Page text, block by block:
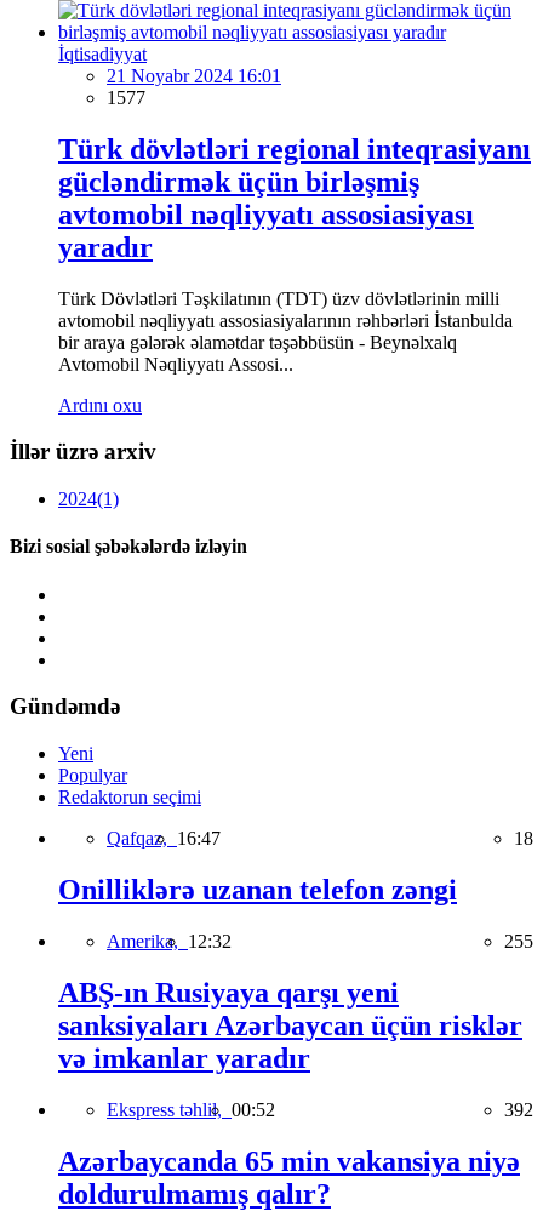
İqtisadiyyat
21 Noyabr 2024 16:01
1577
Türk dövlətləri regional inteqrasiyanı
gücləndirmək üçün birləşmiş
avtomobil nəqliyyatı assosiasiyası
yaradır
Türk Dövlətləri Təşkilatının (TDT) üzv dövlətlərinin milli
avtomobil nəqliyyatı assosiasiyalarının rəhbərləri İstanbulda
bir araya gələrək əlamətdar təşəbbüsün - Beynəlxalq
Avtomobil Nəqliyyatı Assosi...
Ardını oxu
İllər üzrə arxiv
2024(1)
Bizi sosial şəbəkələrdə izləyin
Gündəmdə
Yeni
Populyar
Redaktorun seçimi
Qafqaz, 16:47 18
Onilliklərə uzanan telefon zəngi
Amerika, 12:32 255
ABŞ-ın Rusiyaya qarşı yeni
sanksiyaları Azərbaycan üçün risklər
və imkanlar yaradır
Ekspress təhlil, 00:52 392
Azərbaycanda 65 min vakansiya niyə
doldurulmamış qalır?